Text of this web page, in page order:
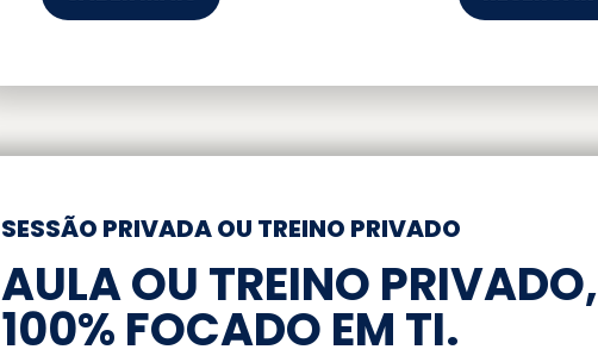
SESSÃO PRIVADA OU TREINO PRIVADO
AULA OU TREINO PRIVADO,
100% FOCADO EM TI.